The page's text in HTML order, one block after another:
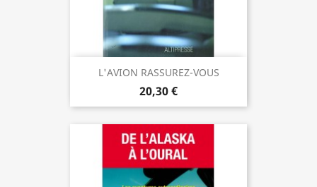
L'AVION RASSUREZ-VOUS
20,30 €